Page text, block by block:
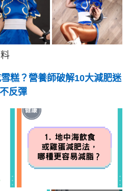
糕？營養師破解10大減肥迷
反彈